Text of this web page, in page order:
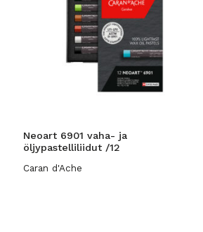
Neoart 6901 vaha- ja
öljypastelliliidut /12
Caran d'Ache